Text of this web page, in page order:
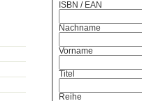
ISBN / EAN
Nachname
Vorname
Titel
Reihe